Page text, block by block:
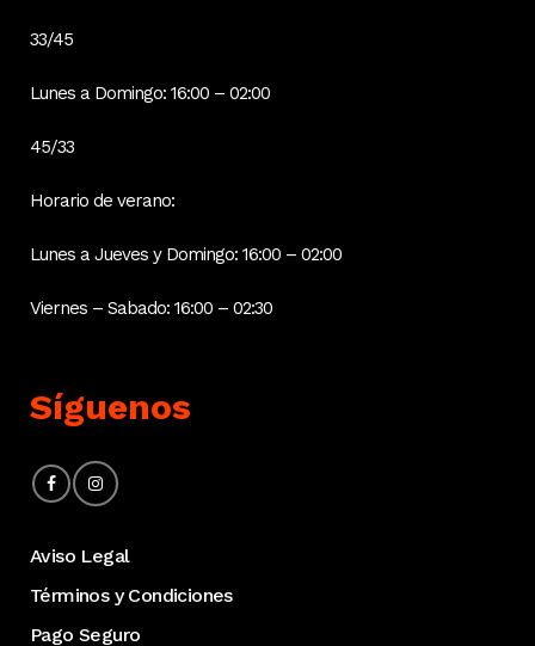
33/45
Lunes a Domingo: 16:00 – 02:00
45/33
Horario de verano:
Lunes a Jueves y Domingo: 16:00 – 02:00
Viernes – Sabado: 16:00 – 02:30
Síguenos
Aviso Legal
Términos y Condiciones
Pago Seguro